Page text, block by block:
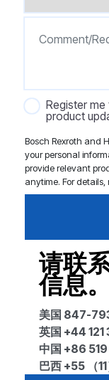
Register
product
Bosch Rexroth and
your personal
provide relevant
anytime. For details,
请联
信息。
美国 847-
英国 +44
中国 +86
巴西 +55 （